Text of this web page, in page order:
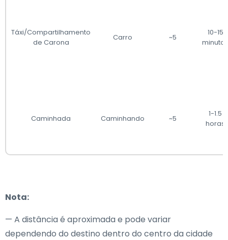
Táxi/Compartilhamento
de Carona
Carro ~5
10-15
minutos
Caminhada Caminhando ~5
1-1.5
horas
Nota:
— A distância é aproximada e pode variar
dependendo do destino dentro do centro da cidade